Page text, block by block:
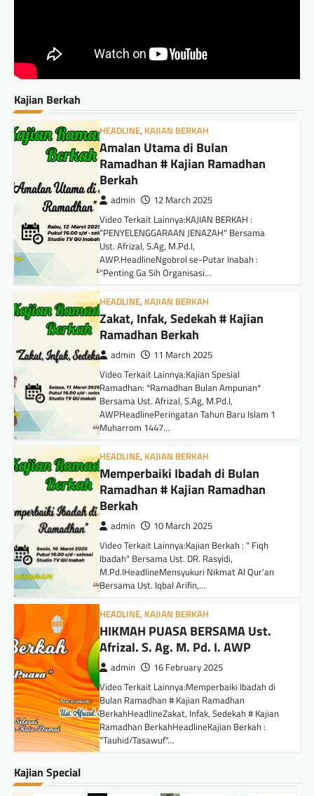
Kajian Berkah
HEADLINE, KAJIAN BERKAH
Amalan Utama di Bulan
Ramadhan # Kajian Ramadhan
Berkah
admin 12 March 2025
Video Terkait Lainnya:KAJIAN BERKAH :
"PENYELENGGARAAN JENAZAH" Bersama
Ust. Afrizal, S.Ag, M.Pd.I,
AWP.HeadlineNgobrol se-Putar Inabah :
"Penting Ga Sih Organisasi…
HEADLINE, KAJIAN BERKAH
Zakat, Infak, Sedekah # Kajian
Ramadhan Berkah
admin 11 March 2025
Video Terkait Lainnya:Kajian Spesial
Ramadhan: *Ramadhan Bulan Ampunan*
Bersama Ust. Afrizal, S.Ag, M.Pd.I,
AWPHeadlinePeringatan Tahun Baru Islam 1
Muharrom 1447…
HEADLINE, KAJIAN BERKAH
Memperbaiki Ibadah di Bulan
Ramadhan # Kajian Ramadhan
Berkah
admin 10 March 2025
Video Terkait Lainnya:Kajian Berkah : " Fiqh
Ibadah" Bersama Ust. DR. Rasyidi,
M.Pd.IHeadlineMensyukuri Nikmat Al Qur'an
Bersama Ust. Iqbal Arifin,…
HEADLINE, KAJIAN BERKAH
HIKMAH PUASA BERSAMA Ust.
Afrizal. S. Ag. M. Pd. I. AWP
admin 16 February 2025
Video Terkait Lainnya:Memperbaiki Ibadah di
Bulan Ramadhan # Kajian Ramadhan
BerkahHeadlineZakat, Infak, Sedekah # Kajian
Ramadhan BerkahHeadlineKajian Berkah :
"Tauhid/Tasawuf"…
Kajian Special